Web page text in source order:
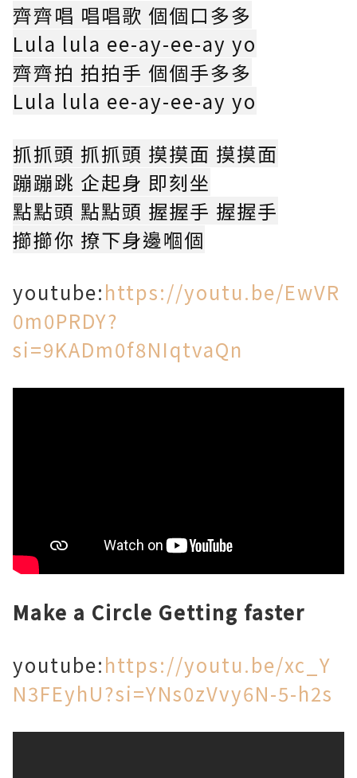
齊齊唱 唱唱歌 個個口多多
Lula lula ee-ay-ee-ay yo
齊齊拍 拍拍手 個個手多多
Lula lula ee-ay-ee-ay yo
抓抓頭 抓抓頭 摸摸面 摸摸面
蹦蹦跳 企起身 即刻坐
點點頭 點點頭 握握手 握握手
擳擳你 撩下身邊嗰個
youtube:https://youtu.be/EwVR
0m0PRDY?
si=9KADm0f8NIqtvaQn
Make a Circle Getting faster
youtube:https://youtu.be/xc_Y
N3FEyhU?si=YNs0zVvy6N-5-h2s